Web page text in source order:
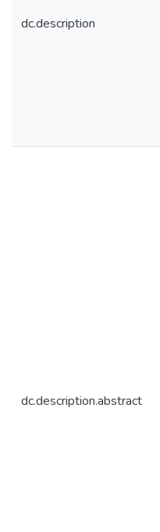
dc.description
dc.description.abstract